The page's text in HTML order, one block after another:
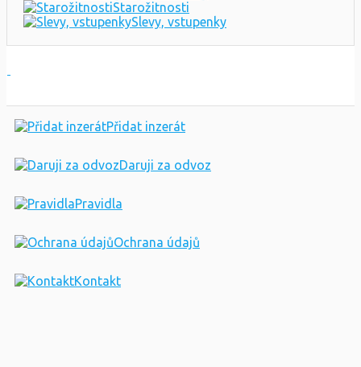
Starožitnosti
Slevy, vstupenky
Přidat inzerát
Daruji za odvoz
Pravidla
Ochrana údajů
Kontakt